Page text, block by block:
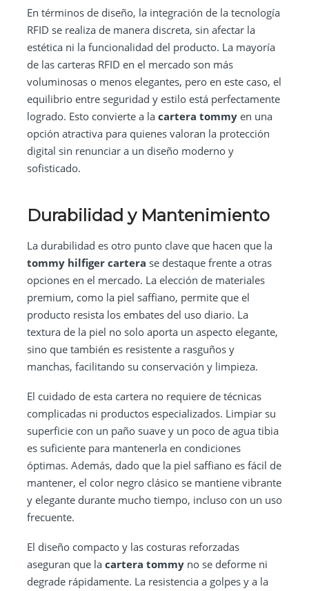
En términos de diseño, la integración de la tecnología
RFID se realiza de manera discreta, sin afectar la
estética ni la funcionalidad del producto. La mayoría
de las carteras RFID en el mercado son más
voluminosas o menos elegantes, pero en este caso, el
equilibrio entre seguridad y estilo está perfectamente
logrado. Esto convierte a la cartera tommyen una
opción atractiva para quienes valoran la protección
digital sin renunciar a un diseño moderno y
sofisticado.
Durabilidad y Mantenimiento
La durabilidad es otro punto clave que hacen que la
tommy hilfiger cartera se destaque frente a otras
opciones en el mercado. La elección de materiales
premium, como la piel saffiano, permite que el
producto resista los embates del uso diario. La
textura de la piel no solo aporta un aspecto elegante,
sino que también es resistente a rasguños y
manchas, facilitando su conservación y limpieza.
El cuidado de esta cartera no requiere de técnicas
complicadas ni productos especializados. Limpiar su
superficie con un paño suave y un poco de agua tibia
es suficiente para mantenerla en condiciones
óptimas. Además, dado que la piel saffiano es fácil de
mantener, el color negro clásico se mantiene vibrante
y elegante durante mucho tiempo, incluso con un uso
frecuente.
El diseño compacto y las costuras reforzadas
aseguran que la cartera tommyno se deforme ni
degrade rápidamente. La resistencia a golpes y a la